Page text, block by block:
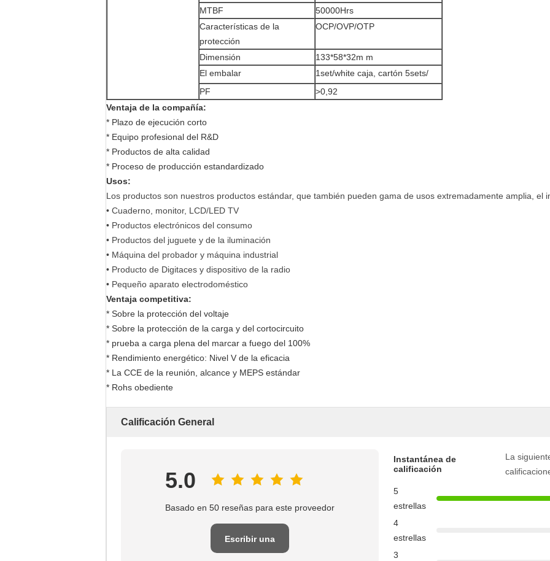
MTBF
50000Hrs
Características de la
protección
OCP/OVP/OTP
Dimensión
133*58*32m m
El embalar
1set/white caja, cartón 5sets/
PF
>0,92
Ventaja de la compañía:
* Plazo de ejecución corto
* Equipo profesional del R&D
* Productos de alta calidad
* Proceso de producción estandardizado
Usos:
Los productos son nuestros productos estándar, que también pueden gama de usos extremadamente amplia, el
• Cuaderno, monitor, LCD/LED TV
• Productos electrónicos del consumo
• Productos del juguete y de la iluminación
• Máquina del probador y máquina industrial
• Producto de Digitaces y dispositivo de la radio
• Pequeño aparato electrodoméstico
Ventaja competitiva:
* Sobre la protección del voltaje
* Sobre la protección de la carga y del cortocircuito
* prueba a carga plena del marcar a fuego del 100%
* Rendimiento energético: Nivel V de la eficacia
* La CCE de la reunión, alcance y MEPS estándar
* Rohs obediente
Calificación General
5.0
Basado en 50 reseñas para este proveedor
Escribir una
Instantánea de
calificación
La
5
estrellas
4
estrellas
3